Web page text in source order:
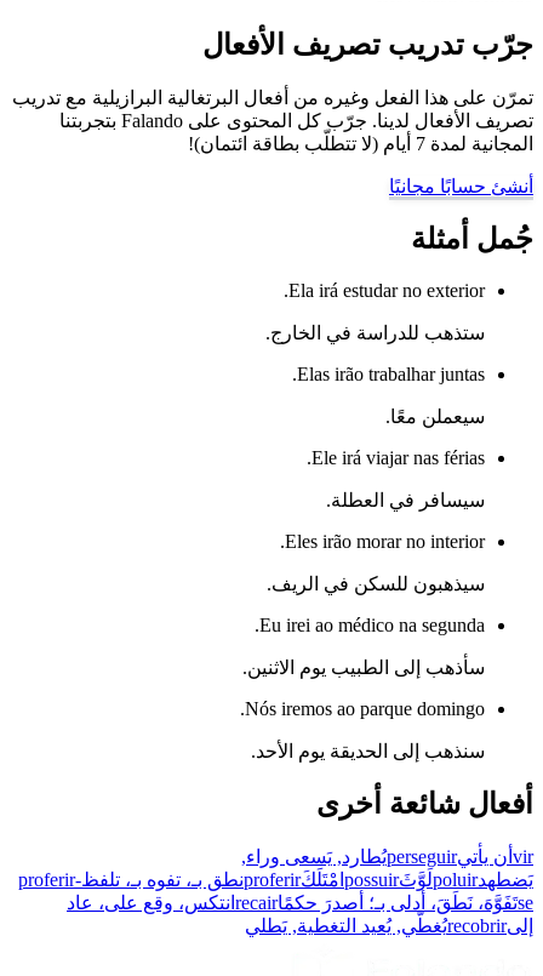
جرّب تدريب تصريف الأفعال
تمرّن على هذا الفعل وغيره من أفعال البرتغالية البرازيلية مع تدريب
تصريف الأفعال لدينا. جرّب كل المحتوى على Falando بتجربتنا
المجانية لمدة 7 أيام (لا تتطلّب بطاقة ائتمان)!
أنشئ حسابًا مجانيًا
جُمل أمثلة
Ela irá estudar no exterior.
ستذهب للدراسة في الخارج.
Elas irão trabalhar juntas.
سيعملن معًا.
Ele irá viajar nas férias.
سيسافر في العطلة.
Eles irão morar no interior.
سيذهبون للسكن في الريف.
Eu irei ao médico na segunda.
سأذهب إلى الطبيب يوم الاثنين.
Nós iremos ao parque domingo.
سنذهب إلى الحديقة يوم الأحد.
أفعال شائعة أخرى
vir أن يأتيperseguirيُطارد, يَسعى وراء,
يَضطهدpoluirلَوَّثَpossuir امْتَلَكَproferirنطق بـ، تفوه بـ، تلفظproferir-
seتَفَوَّهَ، نَطَقَ، أدلى بـ؛ أصدرَ حكمًاrecair انتكس، وقع على، عاد
إلىrecobrirيُغطّي, يُعيد التغطية, يَطلي